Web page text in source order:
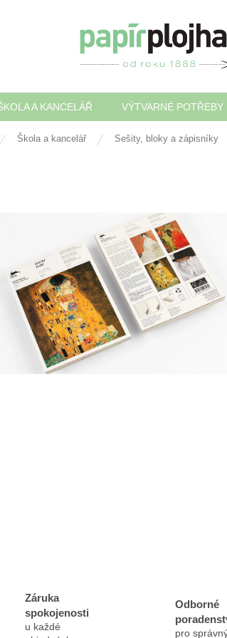
A KANCELÁŘ VÝTVARNÉ POTŘEBY
Škola a kancelář Sešity, bloky a zápisníky
Záruka
spokojenosti
u každé
Odborné
pro